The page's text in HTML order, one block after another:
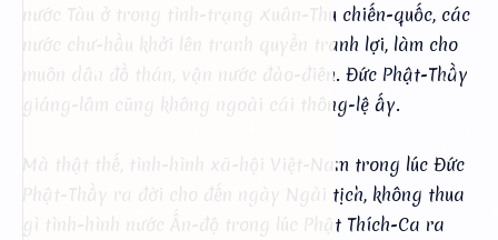
nước Tàu ở trong tình-trạng Xuân-Thu chiến-quốc, các
nước chư-hầu khởi lên tranh quyền tranh lợi, làm cho
muôn dân đồ thán, vận nước đảo-điên. Đức Phật-Thầy
giáng-lâm cũng không ngoài cái thông-lệ ấy.
Mà thật thế, tình-hình xã-hội Việt-Nam trong lúc Đức
Phật-Thầy ra đời cho đến ngày Ngài tịch, không thua
gì tình-hình nước Ấn-độ trong lúc Phật Thích-Ca ra